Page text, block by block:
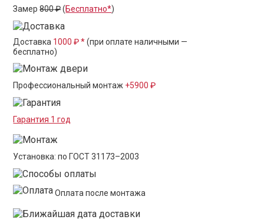
Замер800 ₽(Бесплатно*)
Доставка 1000 ₽ *(при оплате наличными —
бесплатно)
Профессиональный монтаж +5900 ₽
Гарантия 1 год
Установка: по ГОСТ 31173–2003
Оплата после монтажа